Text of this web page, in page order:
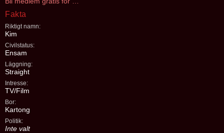
Fakta
Riktigt namn:
Kim
Civilstatus:
Ensam
Läggning:
Straight
Intresse:
TV/Film
Bor:
Kartong
Politik:
Inte valt